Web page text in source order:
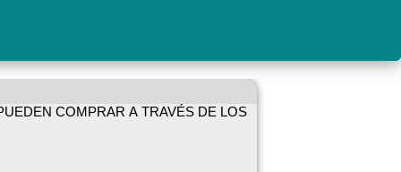
COMPRAR A TRAVÉS DE LOS